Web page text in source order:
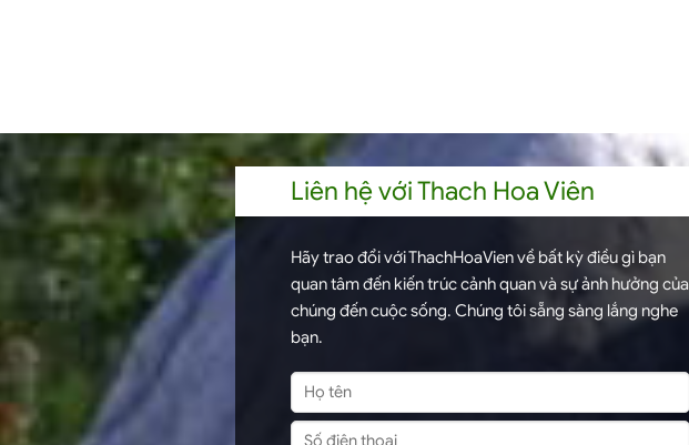
Liên hệ với Thach Hoa Viên
Hãy trao đổi với ThachHoaVien về bất kỳ điều gì bạn
quan tâm đến kiến trúc cảnh quan và sự ảnh hưởng của
chúng đến cuộc sống. Chúng tôi sẵng sàng lắng nghe
bạn.